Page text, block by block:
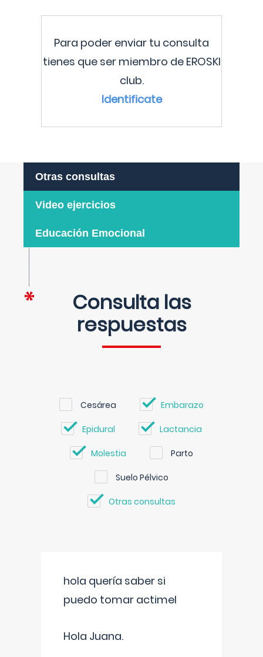
Para poder enviar tu consulta
tienes que ser miembro de EROSKI
club.
Identificate
Otras consultas
Video ejercicios
Educación Emocional
Consulta las
respuestas
Cesárea Embarazo
Epidural Lactancia
Molestia Parto
Suelo Pélvico
Otras consultas
hola quería saber si
puedo tomar actimel
Hola Juana.